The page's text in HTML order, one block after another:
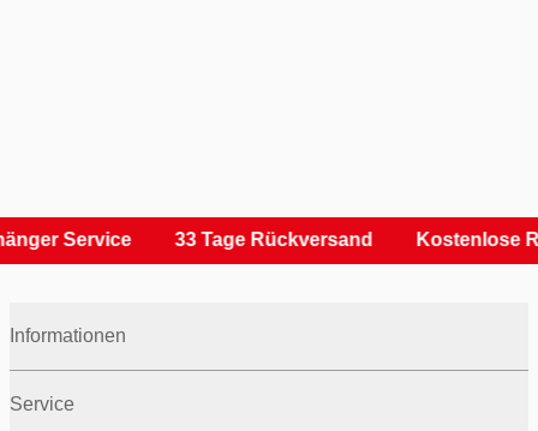
Service 33 Tage Rückversand Kostenlose
Informationen
Service